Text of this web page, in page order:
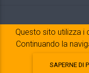
Avviso legale©
Questo sito utilizza i
Continuando la
SAPERNE DI